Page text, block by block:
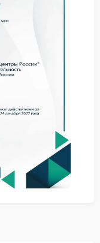
простых
ли проблема с
ремонт
защиты
последствиям